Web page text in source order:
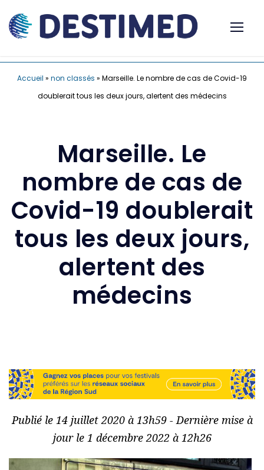
Accueil » non classés » Marseille. Le nombre de cas de Covid-19
doublerait tous les deux jours, alertent des médecins
Marseille. Le
nombre de cas de
Covid-19 doublerait
tous les deux jours,
alertent des
médecins
Publié le 14 juillet 2020 à 13h59 - Dernière mise à
jour le 1 décembre 2022 à 12h26